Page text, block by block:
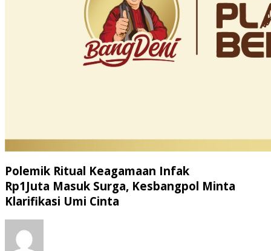
Polemik Ritual Keagamaan Infak
Rp1Juta Masuk Surga, Kesbangpol Minta
Klarifikasi Umi Cinta